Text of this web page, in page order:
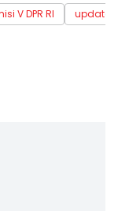
V DPR RI
update